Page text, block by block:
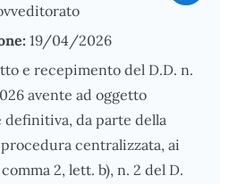
19/04/2026
e recepimento del D.D. n.
avente ad oggetto
da parte della
procedura centralizzata, ai
2, lett. b), n. 2 del D.